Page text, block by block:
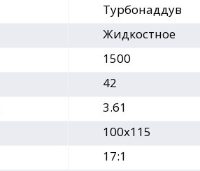
Турбонаддув
Жидкостное
1500
42
3.61
100х115
17:1